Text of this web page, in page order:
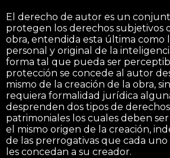
El derecho de autor es un
protegen los derechos subjetivos
obra, entendida esta última como
personal y original de la
forma tal que pueda ser
protección se concede al autor
mismo de la creación de la obra,
requiera formalidad jurídica
desprenden dos tipos de
patrimoniales los cuales deben
el mismo origen de la creación,
de las prerrogativas que cada
les concedan a su creador.